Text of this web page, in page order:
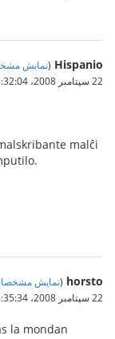
Hispanio
(نمایش
22 سپتامبر 2008،‏ 16:32:04
malĉi
horsto
(نمایش
22 سپتامبر 2008،‏ 16:35:34
la mondan